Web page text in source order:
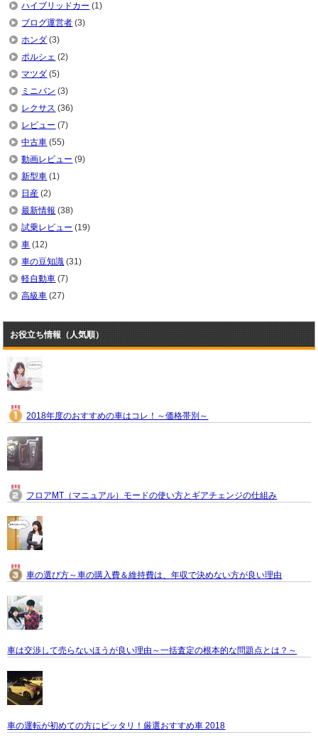
ハイブリッドカー (1)
ブログ運営者 (3)
ホンダ (3)
ポルシェ (2)
マツダ (5)
ミニバン (3)
レクサス (36)
レビュー (7)
中古車 (55)
動画レビュー (9)
新型車 (1)
日産 (2)
最新情報 (38)
試乗レビュー (19)
車 (12)
車の豆知識 (31)
軽自動車 (7)
高級車 (27)
お役立ち情報（人気順）
2018年度のおすすめの車はコレ！～価格帯別～
フロアMT（マニュアル）モードの使い方とギアチェンジの仕組み
車の選び方～車の購入費＆維持費は、年収で決めない方が良い理由
車は交渉して売らないほうが良い理由～一括査定の根本的な問題点とは？～
車の運転が初めての方にピッタリ！厳選おすすめ車 2018